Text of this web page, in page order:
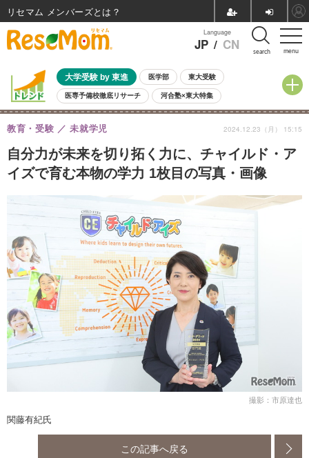
menu
Language
JP / CN search
大学受験 by 東進 医学部 東大受験
医専予備校徹底リサーチ 河合塾×東大特集
親子で考える大学選び 高校受験 中学受験 小学校受験
共通テスト 夏休み
8月開催イベント・WS 全国公立高校 過去問 人気記事
自由研究教材（小学生向け） 自由研究教材（中学生向け） ランキング
自分力が未来を切り拓く力に、チャイルド・ア
イズで育む本物の学力 1枚目の写真・画像
教育・受験 未就学児 2024.12.23（月） 15:15
撮影：市原達也
関藤有紀氏
この記事へ戻る
リセマム メンバーズ